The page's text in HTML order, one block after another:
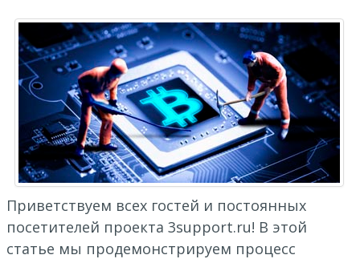
Приветствуем всех гостей и постоянных
посетителей проекта 3support.ru! В этой
статье мы продемонстрируем процесс